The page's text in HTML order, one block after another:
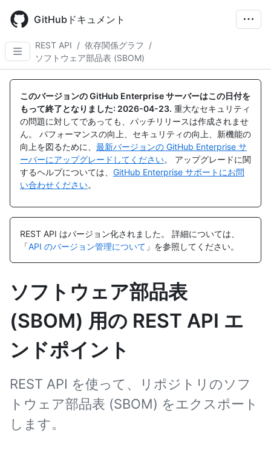
main
content
GitHubドキュメント
REST API / 依存関係グラフ
/
ソフトウェア部品表 (SBOM)
このバージョンの GitHub Enterprise サーバーはこの日付を
もって終了となりました: 2026-04-23. 重大なセキュリティ
の問題に対してであっても、パッチリリースは作成されませ
ん。 パフォーマンスの向上、セキュリティの向上、新機能の
向上を図るために、 最新バージョンの GitHub Enterprise サ
ーバーにアップグレードしてください。 アップグレードに関
するヘルプについては、 GitHub Enterprise サポートにお問
い合わせください。
REST API はバージョン化されました。
詳細については、
「API のバージョン管理について 」を参照してください。
ソフトウェア部品表
(SBOM) 用の REST API エ
ンドポイント
REST API を使って、リポジトリのソフ
トウェア部品表 (SBOM) をエクスポート
します。